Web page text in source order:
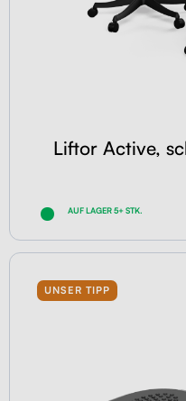
Liftor Active,
AUF LAGER 5+ STK.
UNSER TIPP